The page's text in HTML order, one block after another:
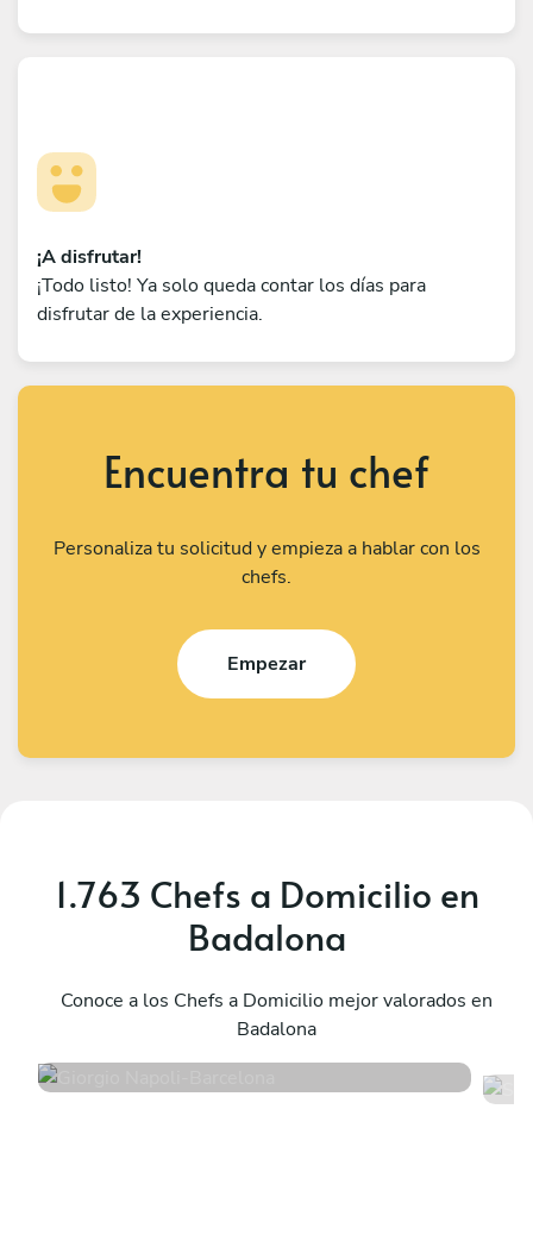
¡A disfrutar!
¡Todo listo! Ya solo queda contar los días para
disfrutar de la experiencia.
Encuentra tu chef
Personaliza tu solicitud y empieza a hablar con los
chefs.
Empezar
1.763 Chefs a Domicilio en
Badalona
Conoce a los Chefs a Domicilio mejor valorados en
Badalona
Barcelona
198 servicios